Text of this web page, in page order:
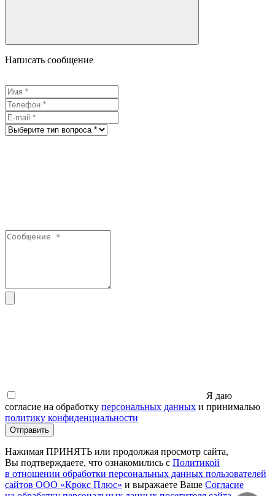
Написать сообщение
Я даю
согласие на обработку персональных данных и принималью
политику конфиденциальности
Отправить
Нажимая ПРИНЯТЬ или продолжая просмотр сайта,
Вы подтверждаете, что ознакомились с Политикой
в отношении обработки персональных данных пользователей
сайтов ООО «Крокс Плюс» и выражаете Ваше Согласие